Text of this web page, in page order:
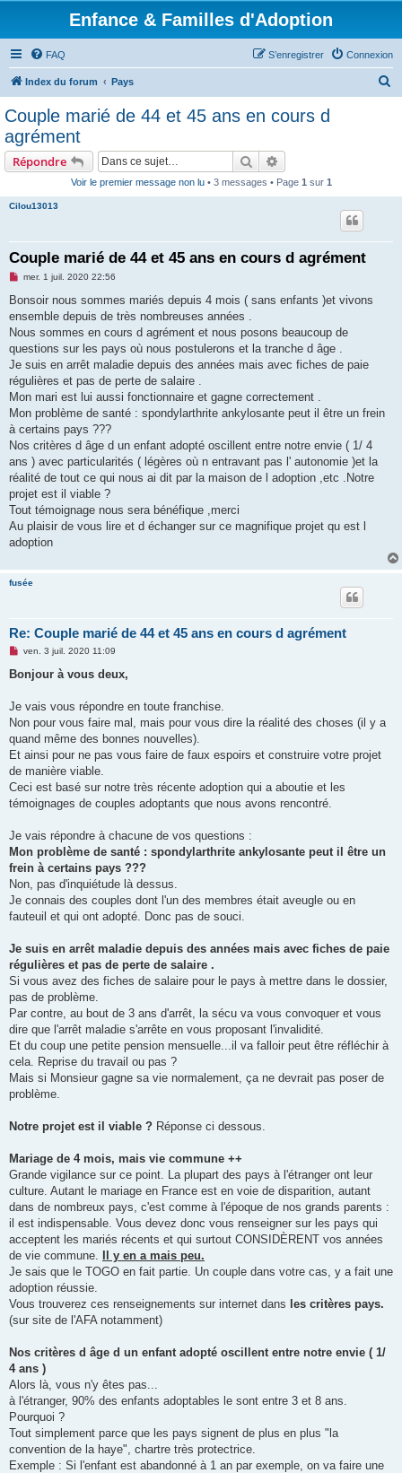
Enfance & Familles d'Adoption
FAQ Connexion
S’enregistrer
Index du forum Pays
Couple marié de 44 et 45 ans en cours d
agrément
Répondre Rechercher
Voir le premier message non lu• 3 messages • Page 1 sur 1
Cilou13013
Couple marié de 44 et 45 ans en cours d agrément
M
s
a
g
n
o
l
u
mer. 1 juil. 2020 22:56
Bonsoir nous sommes mariés depuis 4 mois ( sans enfants )et vivons
ensemble depuis de très nombreuses années .
Nous sommes en cours d agrément et nous posons beaucoup de
questions sur les pays où nous postulerons et la tranche d âge .
Je suis en arrêt maladie depuis des années mais avec fiches de paie
régulières et pas de perte de salaire .
Mon mari est lui aussi fonctionnaire et gagne correctement .
Mon problème de santé : spondylarthrite ankylosante peut il être un frein
à certains pays ???
Nos critères d âge d un enfant adopté oscillent entre notre envie ( 1/ 4
ans ) avec particularités ( légères où n entravant pas l' autonomie )et la
réalité de tout ce qui nous ai dit par la maison de l adoption ,etc .Notre
projet est il viable ?
Tout témoignage nous sera bénéfique ,merci
Au plaisir de vous lire et d échanger sur ce magnifique projet qu est l
adoption
fusée
Re: Couple marié de 44 et 45 ans en cours d agrément
M
s
g
n
o
l
u
ven. 3 juil. 2020 11:09
Bonjour à vous deux,
Je vais vous répondre en toute franchise.
Non pour vous faire mal, mais pour vous dire la réalité des choses (il y a
quand même des bonnes nouvelles).
Et ainsi pour ne pas vous faire de faux espoirs et construire votre projet
de manière viable.
Ceci est basé sur notre très récente adoption qui a aboutie et les
témoignages de couples adoptants que nous avons rencontré.
Je vais répondre à chacune de vos questions :
Mon problème de santé : spondylarthrite ankylosante peut il être un
frein à certains pays ???
Non, pas d'inquiétude là dessus.
Je connais des couples dont l'un des membres était aveugle ou en
fauteuil et qui ont adopté. Donc pas de souci.
Je suis en arrêt maladie depuis des années mais avec fiches de paie
régulières et pas de perte de salaire .
Si vous avez des fiches de salaire pour le pays à mettre dans le dossier,
pas de problème.
Par contre, au bout de 3 ans d'arrêt, la sécu va vous convoquer et vous
dire que l'arrêt maladie s'arrête en vous proposant l'invalidité.
Et du coup une petite pension mensuelle...il va falloir peut être réfléchir à
cela. Reprise du travail ou pas ?
Mais si Monsieur gagne sa vie normalement, ça ne devrait pas poser de
problème.
Notre projet est il viable ? Réponse ci dessous.
Mariage de 4 mois, mais vie commune ++
Grande vigilance sur ce point. La plupart des pays à l'étranger ont leur
culture. Autant le mariage en France est en voie de disparition, autant
dans de nombreux pays, c'est comme à l'époque de nos grands parents :
il est indispensable. Vous devez donc vous renseigner sur les pays qui
acceptent les mariés récents et qui surtout CONSIDÈRENT vos années
de vie commune. Il y en a mais peu.
Je sais que le TOGO en fait partie. Un couple dans votre cas, y a fait une
adoption réussie.
Vous trouverez ces renseignements sur internet dans les critères pays.
(sur site de l'AFA notamment)
Nos critères d âge d un enfant adopté oscillent entre notre envie ( 1/
4 ans )
Alors là, vous n'y êtes pas...
à l'étranger, 90% des enfants adoptables le sont entre 3 et 8 ans.
Pourquoi ?
Tout simplement parce que les pays signent de plus en plus "la
convention de la haye", chartre très protectrice.
Exemple : Si l'enfant est abandonné à 1 an par exemple, on va faire une